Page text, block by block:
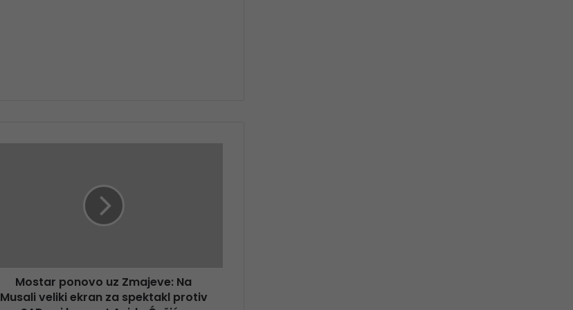
Mostar ponovo uz Zmajeve: Na
Musali veliki ekran za spektakl protiv